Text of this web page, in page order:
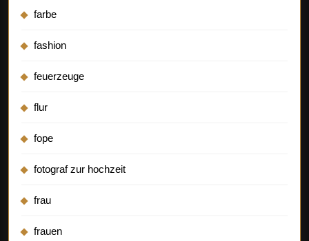
farbe
fashion
feuerzeuge
flur
fope
fotograf zur hochzeit
frau
frauen